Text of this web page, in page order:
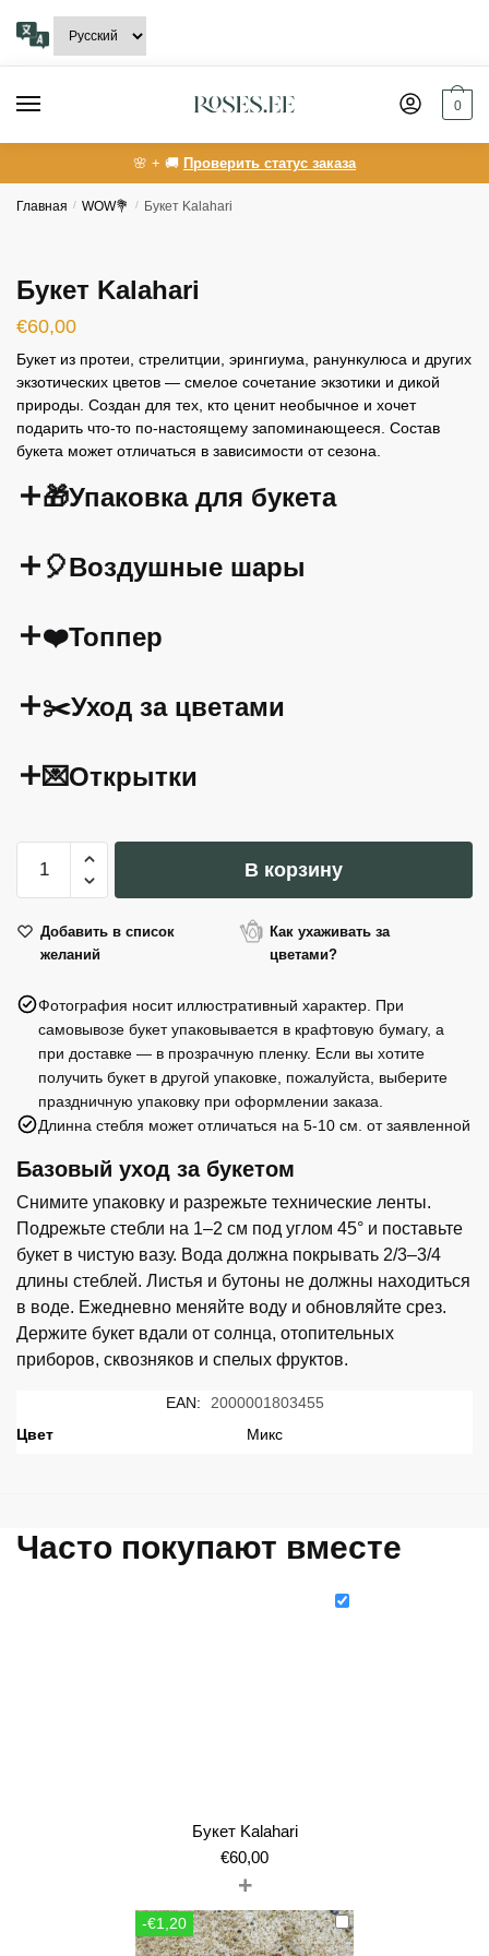
navigation
content
0
🌸 + 🚚 Проверить статус заказа
Главная / WOW💐 / Букет Kalahari
Букет Kalahari
€60,00
Букет из протеи, стрелитции, эрингиума, ранункулюса и других
экзотических цветов — смелое сочетание экзотики и дикой
природы. Создан для тех, кто ценит необычное и хочет
подарить что-то по-настоящему запоминающееся. Состав
букета может отличаться в зависимости от сезона.
🎁Упаковка для букета
🎈Воздушные шары
❤️Топпер
✂️Уход за цветами
💌Открытки
Количество
товара
Kalahari
В корзину
Добавить в список
желаний
Как ухаживать за
цветами?
Фотография носит иллюстративный характер. При
самовывозе букет упаковывается в крафтовую бумагу, а
при доставке — в прозрачную пленку. Если вы хотите
получить букет в другой упаковке, пожалуйста, выберите
праздничную упаковку при оформлении заказа.
Длинна стебля может отличаться на 5-10 см. от заявленной
Базовый уход за букетом
Снимите упаковку и разрежьте технические ленты.
Подрежьте стебли на 1–2 см под углом 45° и поставьте
букет в чистую вазу. Вода должна покрывать 2/3–3/4
длины стеблей. Листья и бутоны не должны находиться
в воде. Ежедневно меняйте воду и обновляйте срез.
Держите букет вдали от солнца, отопительных
приборов, сквозняков и спелых фруктов.
EAN:
2000001803455
Цвет
Микс
Часто покупают вместе
Букет Kalahari
€60,00
+
-€1,20